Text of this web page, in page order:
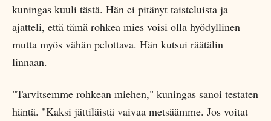
kuningas kuuli tästä. Hän ei pitänyt taisteluista ja
ajatteli, että tämä rohkea mies voisi olla hyödyllinen –
mutta myös vähän pelottava. Hän kutsui räätälin
linnaan.
"Tarvitsemme rohkean miehen," kuningas sanoi testaten
häntä. "Kaksi jättiläistä vaivaa metsäämme. Jos voitat